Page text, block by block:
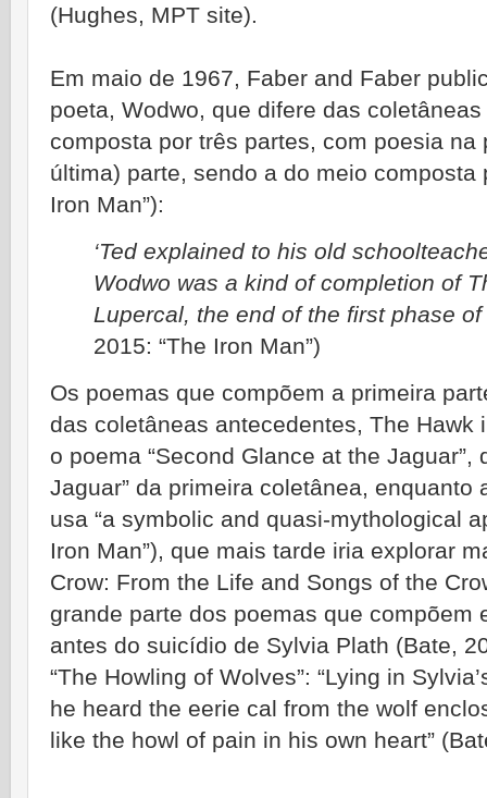
(Hughes, MPT site).
Em maio de 1967, Faber and Faber
poeta, Wodwo, que difere das
composta por três partes, com poesia na
última) parte, sendo a do meio composta
Iron Man”):
‘Ted explained to his old
Wodwo was a kind of completion of
Lupercal, the end of the first phase
2015: “The Iron Man”)
Os poemas que compõem a primeira
das coletâneas antecedentes, The Hawk
o poema “Second Glance at the
Jaguar” da primeira coletânea, enquanto
usa “a symbolic and quasi-mythological
Iron Man”), que mais tarde iria explorar
Crow: From the Life and Songs of the
grande parte dos poemas que compõem
antes do suicídio de Sylvia Plath (Bate,
“The Howling of Wolves”: “Lying in
he heard the eerie cal from the wolf
like the howl of pain in his own heart”